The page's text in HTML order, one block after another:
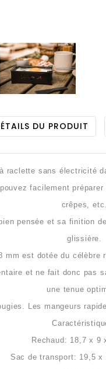
DU PRODUIT
raclette sans
facilement
crêpes, etc.
pensée et sa finition
glissière.
mm est dotée du célèbre
et ne fait donc
une tenue
Les mangeurs
Rechaud: 18,7 x 9
Sac de transport: 19,5 x